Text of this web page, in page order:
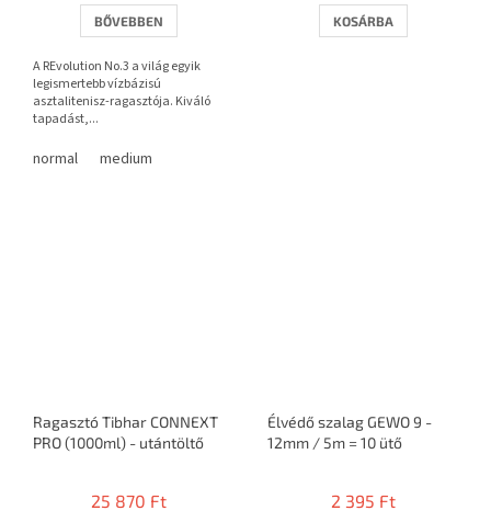
BŐVEBBEN
A REvolution No.3 a világ egyik
legismertebb vízbázisú
asztalitenisz-ragasztója. Kiváló
tapadást,...
normal medium
KOSÁRBA
Ragasztó Tibhar CONNEXT
PRO (1000ml) - utántöltő
25 870 Ft
Élvédő szalag GEWO 9 -
12mm / 5m = 10 ütő
2 395 Ft